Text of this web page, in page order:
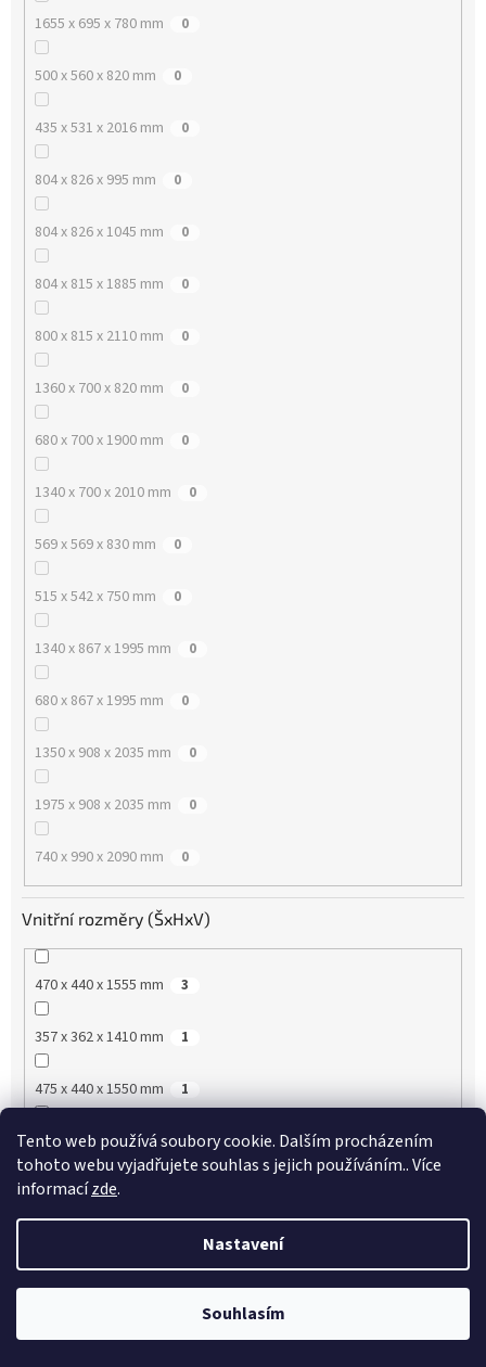
Tento web používá soubory cookie. Dalším procházením
tohoto webu vyjadřujete souhlas s jejich používáním.. Více
informacízde.
Nastavení
Souhlasím
1655 x 695 x 780 mm 0
500 x 560 x 820 mm 0
435 x 531 x 2016 mm 0
804 x 826 x 995 mm 0
804 x 826 x 1045 mm 0
804 x 815 x 1885 mm 0
800 x 815 x 2110 mm 0
1360 x 700 x 820 mm 0
680 x 700 x 1900 mm 0
1340 x 700 x 2010 mm 0
569 x 569 x 830 mm 0
515 x 542 x 750 mm 0
1340 x 867 x 1995 mm 0
680 x 867 x 1995 mm 0
1350 x 908 x 2035 mm 0
1975 x 908 x 2035 mm 0
740 x 990 x 2090 mm 0
Vnitřní rozměry (ŠxHxV)
470 x 440 x 1555 mm 3
357 x 362 x 1410 mm 1
475 x 440 x 1550 mm 1
1480 x 568 x 1518 mm 1